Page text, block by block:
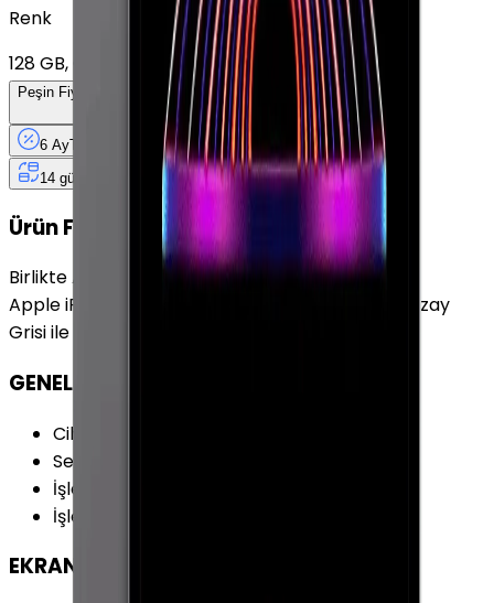
Renk
128 GB, GPS
9.894 TL
Peşin Fiyatına x 7.650 TL
6 AyTaksit 12 AyGüvence 4 işgününde
14 gün
Ürün Fırsatları
Birlikte Al
En Çok Eşleştirilen
Apple iPad Pro 12.9" (5. Nesil) 2 TB 12.9" Cellular Uzay
Grisi ile uyumludur.
GENEL ÖZELLİKLER
Cihaz Tipi
Seri
İşletim Sistemi
İşletim Sistemi Versiyonu
EKRAN